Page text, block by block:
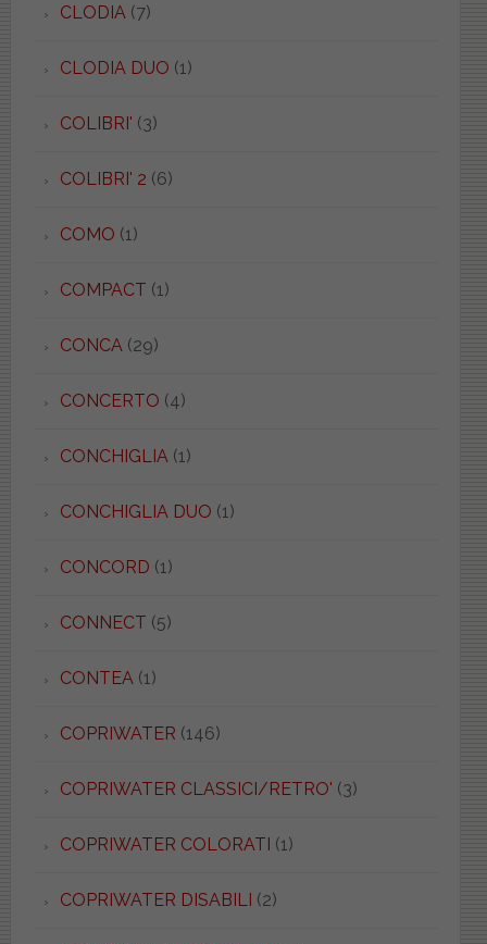
CLODIA(7)
CLODIA DUO (1)
COLIBRI' (3)
COLIBRI' 2 (6)
COMO (1)
COMPACT (1)
CONCA(29)
CONCERTO (4)
CONCHIGLIA(1)
CONCHIGLIA DUO (1)
CONCORD (1)
CONNECT (5)
CONTEA(1)
COPRIWATER (146)
COPRIWATER CLASSICI/RETRO' (3)
COPRIWATER COLORATI (1)
COPRIWATER DISABILI (2)